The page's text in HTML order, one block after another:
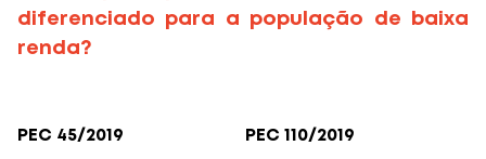
diferenciado para a população de baixa
renda?
PEC 45/2019 PEC 110/2019